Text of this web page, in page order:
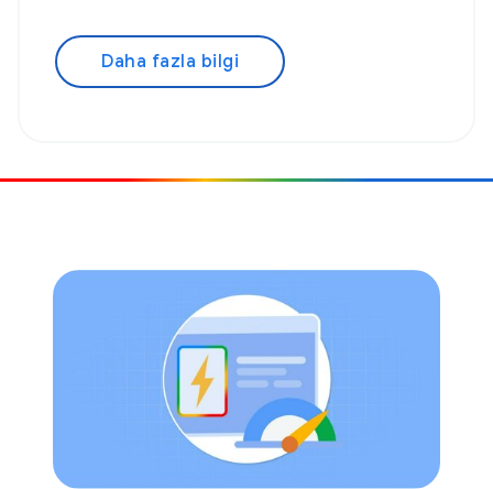
Daha fazla bilgi